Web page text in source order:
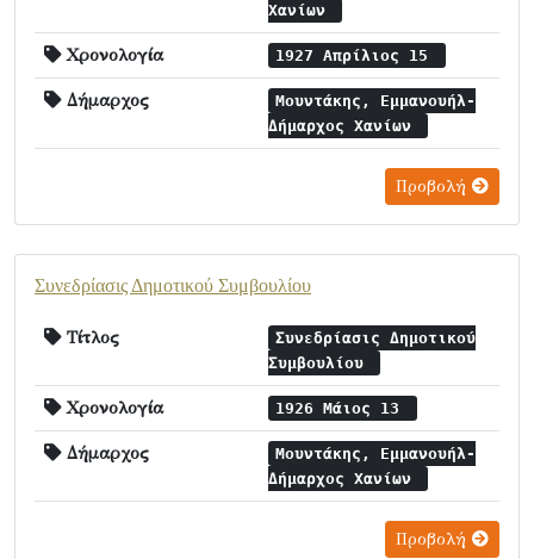
Χανίων
Χρονολογία 1927 Απρίλιος 15
Δήμαρχος
Μουντάκης, Εμμανουήλ-
Δήμαρχος Χανίων
Προβολή
Συνεδρίασις Δημοτικού Συμβουλίου
Τίτλος
Συνεδρίασις Δημοτικού
Συμβουλίου
Χρονολογία 1926 Μάιος 13
Δήμαρχος
Μουντάκης, Εμμανουήλ-
Δήμαρχος Χανίων
Προβολή